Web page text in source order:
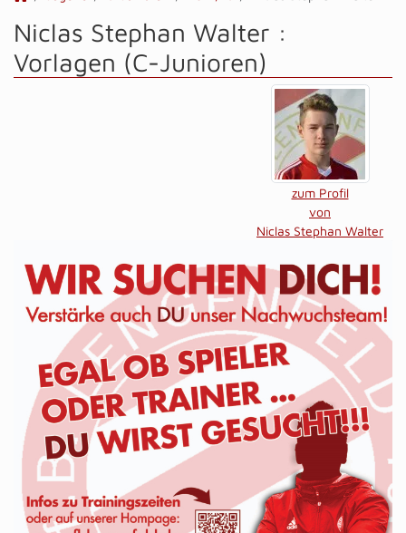
Niclas Stephan Walter :
Vorlagen (C-Junioren)
zum Profil
von
Niclas Stephan Walter